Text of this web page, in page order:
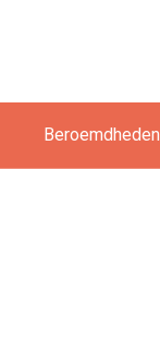
Beroemdheden